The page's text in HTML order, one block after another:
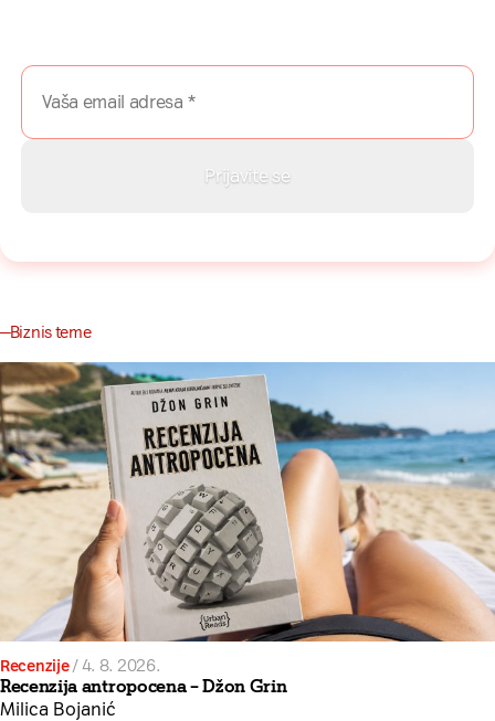
Biznis teme
Recenzije/4. 8. 2026.
Recenzija antropocena – Džon Grin
Milica Bojanić